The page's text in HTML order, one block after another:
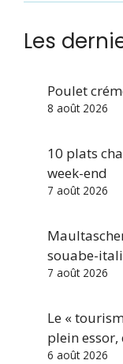
Les
Poulet
8 août 2026
10 plats
week-end
7 août 2026
souabe-
7 août 2026
Le «
plein
6 août 2026